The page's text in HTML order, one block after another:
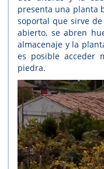
presenta una planta
soportal que sirve
abierto, se abren
almacenaje y la
es posible acceder
piedra.